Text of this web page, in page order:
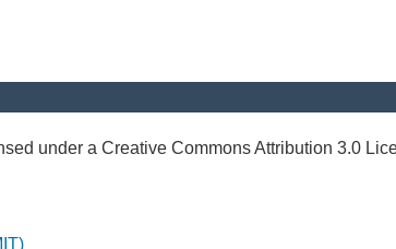
under a Creative Commons Attribution 3.0